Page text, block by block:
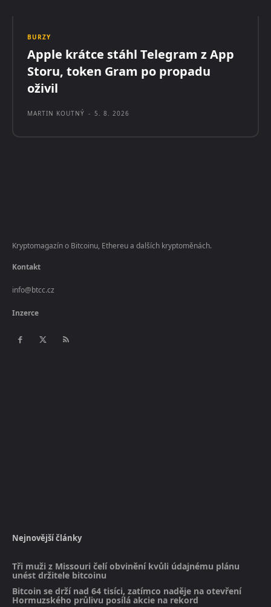
BURZY
Apple krátce stáhl Telegram z App
Storu, token Gram po propadu
oživil
MARTIN KOUTNÝ - 5. 8. 2026
Kryptomagazín o Bitcoinu, Ethereu a dalších kryptoměnách.
Kontakt
info@btcc.cz
Inzerce
Nejnovější články
Tři muži z Missouri čelí obvinění kvůli údajnému plánu
unést držitele bitcoinu
Bitcoin se drží nad 64 tisíci, zatímco naděje na otevření
Hormuzského průlivu posílá akcie na rekord